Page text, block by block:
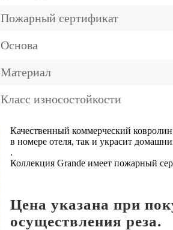
Пожарный сертификат
Основа
Материал
Класс износостойкости
Качественный коммерческий
в номере отеля, так и украсит
.
Коллекция Grande имеет пожарный
Цена указана при
осуществления реза.